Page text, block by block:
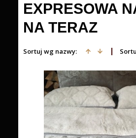
EXPRESOWA
NA TERAZ
Sortuj wg nazwy: